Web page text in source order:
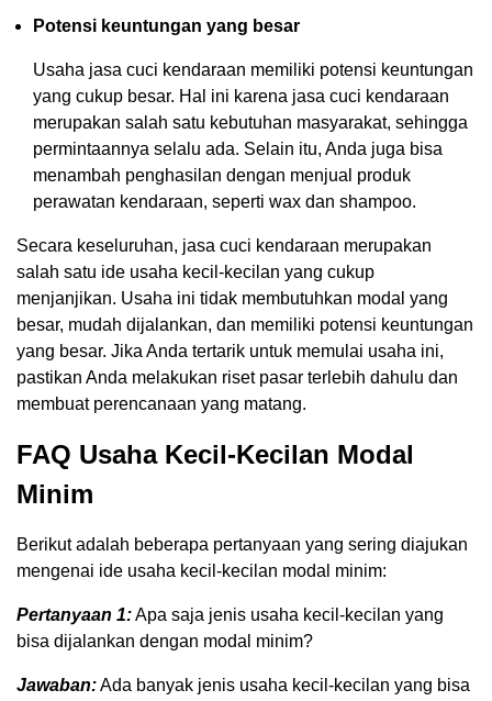
Potensi keuntungan yang besar
Usaha jasa cuci kendaraan memiliki potensi keuntungan
yang cukup besar. Hal ini karena jasa cuci kendaraan
merupakan salah satu kebutuhan masyarakat, sehingga
permintaannya selalu ada. Selain itu, Anda juga bisa
menambah penghasilan dengan menjual produk
perawatan kendaraan, seperti wax dan shampoo.
Secara keseluruhan, jasa cuci kendaraan merupakan
salah satu ide usaha kecil-kecilan yang cukup
menjanjikan. Usaha ini tidak membutuhkan modal yang
besar, mudah dijalankan, dan memiliki potensi keuntungan
yang besar. Jika Anda tertarik untuk memulai usaha ini,
pastikan Anda melakukan riset pasar terlebih dahulu dan
membuat perencanaan yang matang.
FAQ Usaha Kecil-Kecilan Modal
Minim
Berikut adalah beberapa pertanyaan yang sering diajukan
mengenai ide usaha kecil-kecilan modal minim:
Pertanyaan 1:Apa saja jenis usaha kecil-kecilan yang
bisa dijalankan dengan modal minim?
Jawaban:Ada banyak jenis usaha kecil-kecilan yang bisa